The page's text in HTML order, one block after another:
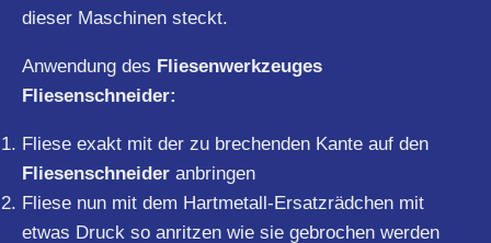
dieser Maschinen steckt.
Anwendung des Fliesenwerkzeuges
Fliesenschneider:
Fliese exakt mit der zu brechenden Kante auf den
Fliesenschneider anbringen
Fliese nun mit dem Hartmetall-Ersatzrädchen mit
etwas Druck so anritzen wie sie gebrochen werden